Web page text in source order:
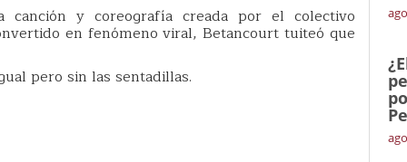
canción y coreografía creada por el colectivo
en fenómeno viral, Betancourt tuiteó que
pero sin las sentadillas.